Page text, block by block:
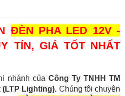
ĐÈN PHA LED 12V -
TÍN, GIÁ TỐT NHẤT
nhánh của Công Ty TNHH TM
(LTP Lighting). Chúng tôi chuyên